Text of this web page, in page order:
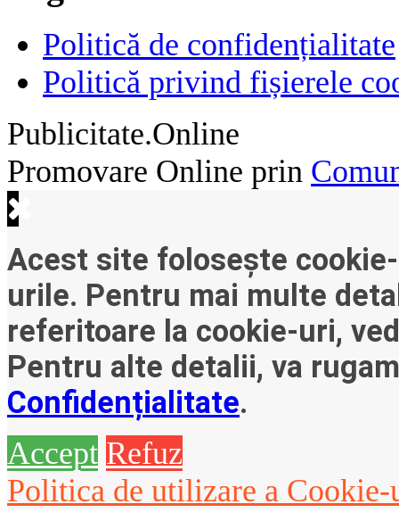
Politică de confidențialitate
Politică privind fișierele
Publicitate.Online
Promovare Online prin
Acest site folosește
urile. Pentru mai multe
referitoare la cookie-uri,
Pentru alte detalii, va
Confidențialitate.
Accept Refuz
Politica de utilizare a